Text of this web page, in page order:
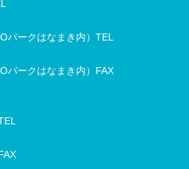
パークはなまき内）TEL
パークはなまき内）FAX